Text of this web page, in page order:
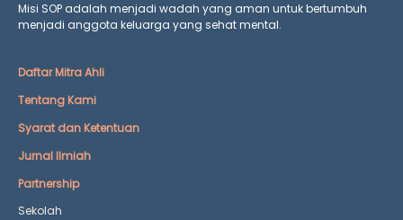
Misi SOP adalah menjadi wadah yang aman untuk bertumbuh
menjadi anggota keluarga yang sehat mental.
Daftar Mitra Ahli
Tentang Kami
Syarat dan Ketentuan
Jurnal Ilmiah
Partnership
Sekolah